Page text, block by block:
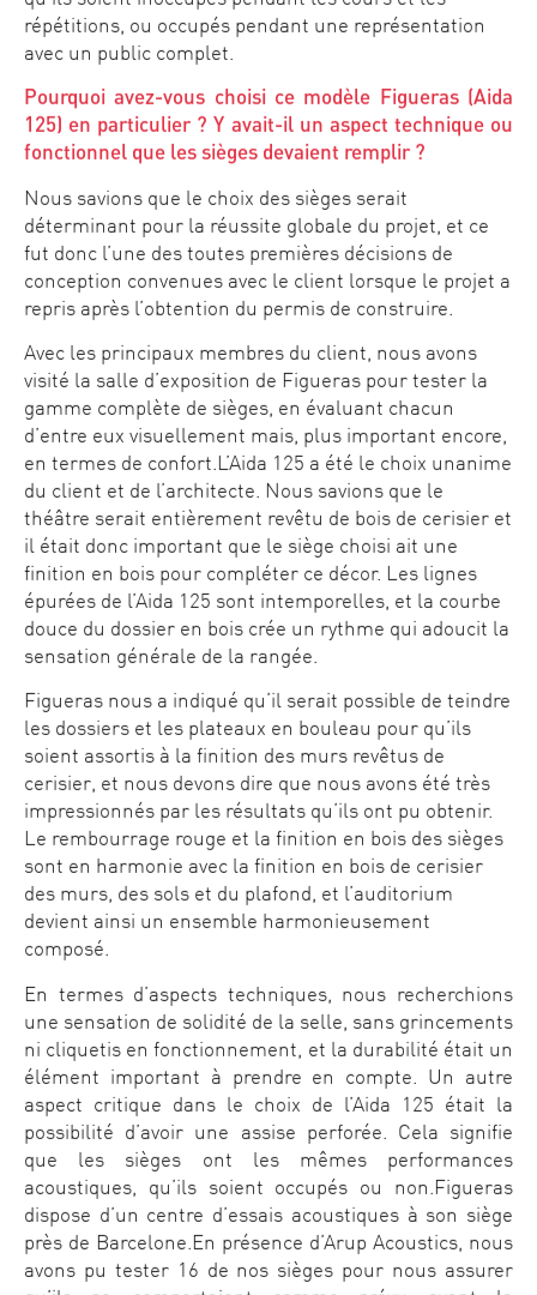
répétitions, ou occupés pendant une représentation
avec un public complet.
Pourquoi avez-vous choisi ce modèle Figueras (Aida
125) en particulier ? Y avait-il un aspect technique ou
fonctionnel que les sièges devaient remplir ?
Nous savions que le choix des sièges serait
déterminant pour la réussite globale du projet, et ce
fut donc l’une des toutes premières décisions de
conception convenues avec le client lorsque le projet a
repris après l’obtention du permis de construire.
Avec les principaux membres du client, nous avons
visité la salle d’exposition de Figueras pour tester la
gamme complète de sièges, en évaluant chacun
d’entre eux visuellement mais, plus important encore,
en termes de confort.L’Aida 125 a été le choix unanime
du client et de l’architecte. Nous savions que le
théâtre serait entièrement revêtu de bois de cerisier et
il était donc important que le siège choisi ait une
finition en bois pour compléter ce décor. Les lignes
épurées de l’Aida 125 sont intemporelles, et la courbe
douce du dossier en bois crée un rythme qui adoucit la
sensation générale de la rangée.
Figueras nous a indiqué qu’il serait possible de teindre
les dossiers et les plateaux en bouleau pour qu’ils
soient assortis à la finition des murs revêtus de
cerisier, et nous devons dire que nous avons été très
impressionnés par les résultats qu’ils ont pu obtenir.
Le rembourrage rouge et la finition en bois des sièges
sont en harmonie avec la finition en bois de cerisier
des murs, des sols et du plafond, et l’auditorium
devient ainsi un ensemble harmonieusement
composé.
En termes d’aspects techniques, nous recherchions
une sensation de solidité de la selle, sans grincements
ni cliquetis en fonctionnement, et la durabilité était un
élément important à prendre en compte. Un autre
aspect critique dans le choix de l’Aida 125 était la
possibilité d’avoir une assise perforée. Cela signifie
que les sièges ont les mêmes performances
acoustiques, qu’ils soient occupés ou non.Figueras
dispose d’un centre d’essais acoustiques à son siège
près de Barcelone.En présence d’Arup Acoustics, nous
avons pu tester 16 de nos sièges pour nous assurer